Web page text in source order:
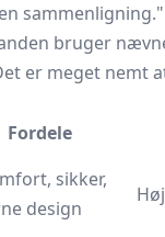
sammenligning."
bruger
er meget nemt
Fordele
sikker,
design